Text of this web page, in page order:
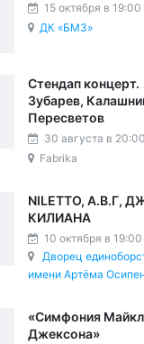
15 октября в 19:00
ДК «БМЗ»
Стендап концерт.
Зубарев,
Пересветов
30 августа в 20:00
Fabrika
NILETTO, А.В.Г,
КИЛИАНА
10 октября в 19:00
Дворец
имени Артёма
«Симфония
Джексона»